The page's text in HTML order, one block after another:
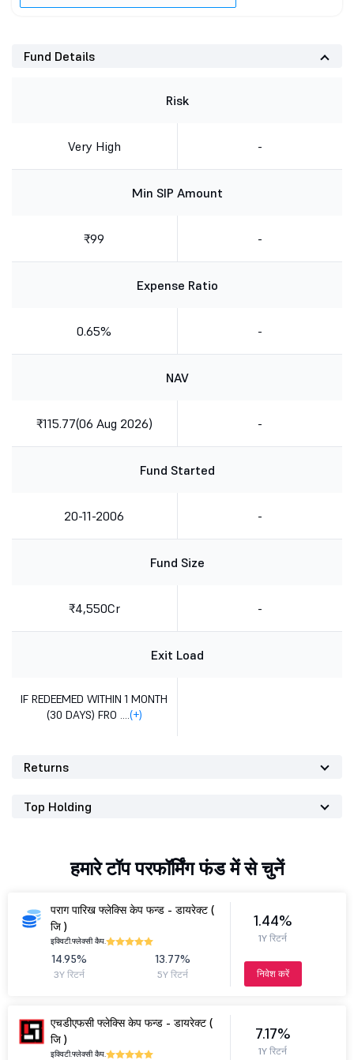
Fund Details
Risk
Very High -
Min SIP Amount
₹99 -
Expense Ratio
0.65% -
NAV
₹115.77(06 Aug 2026) -
Fund Started
20-11-2006 -
Fund Size
₹4,550Cr -
Exit Load
IF REDEEMED WITHIN 1 MONTH
(30 DAYS) FRO ....(+)
Returns
Top Holding
हमारे टॉप परफॉर्मिंग फंड में से चुनें
पराग पारिख फ्लेक्सि केप फन्ड - डायरेक्ट (
जि )
इक्विटी.फ्लेक्सी कैप.
14.95%
3Y रिटर्न
13.77%
5Y रिटर्न
1.44%
1Y रिटर्न
निवेश करें
एचडीएफसी फ्लेक्सि केप फन्ड - डायरेक्ट (
जि )
इक्विटी.फ्लेक्सी कैप.
7.17%
1Y रिटर्न